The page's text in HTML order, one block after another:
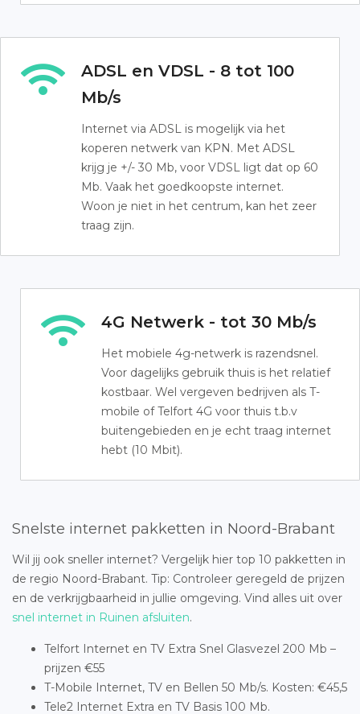
ADSL en VDSL - 8 tot 100
Mb/s
Internet via ADSL is mogelijk via het
koperen netwerk van KPN. Met ADSL
krijg je +/- 30 Mb, voor VDSL ligt dat op 60
Mb. Vaak het goedkoopste internet.
Woon je niet in het centrum, kan het zeer
traag zijn.
4G Netwerk - tot 30 Mb/s
Het mobiele 4g-netwerk is razendsnel.
Voor dagelijks gebruik thuis is het relatief
kostbaar. Wel vergeven bedrijven als T-
mobile of Telfort 4G voor thuis t.b.v
buitengebieden en je echt traag internet
hebt (10 Mbit).
Snelste internet pakketten in Noord-Brabant
Wil jij ook sneller internet? Vergelijk hier top 10 pakketten in
de regio Noord-Brabant. Tip: Controleer geregeld de prijzen
en de verkrijgbaarheid in jullie omgeving. Vind alles uit over
snel internet in Ruinen afsluiten.
Telfort Internet en TV Extra Snel Glasvezel 200 Mb –
prijzen €55
T-Mobile Internet, TV en Bellen 50 Mb/s. Kosten: €45,5
Tele2 Internet Extra en TV Basis 100 Mb.